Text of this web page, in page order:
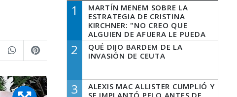
1
MARTÍN MENEM SOBRE LA
ESTRATEGIA DE CRISTINA
KIRCHNER: "NO CREO QUE
ALGUIEN DE AFUERA LE PUEDA
DECIR A LA JUSTICIA LO QUE
TIENE QUE HACER"
2
QUÉ DIJO BARDEM DE LA
INVASIÓN DE CEUTA
3
ALEXIS MAC ALLISTER CUMPLIÓ Y
SE IMPLANTÓ PELO ANTES DE